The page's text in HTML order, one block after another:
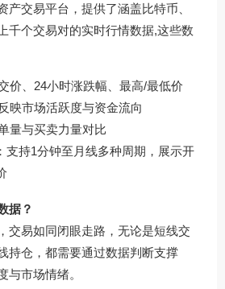
产交易平台，提供了涵盖比特币、
千个交易对的实时行情数据,这些数
价、24小时涨跌幅、最高/最低价
映市场活跃度与资金流向
量与买卖力量对比
：支持1分钟至月线多种周期，展示开
据？
交易如同闭眼走路，无论是短线交
持仓，都需要通过数据判断支撑
与市场情绪。